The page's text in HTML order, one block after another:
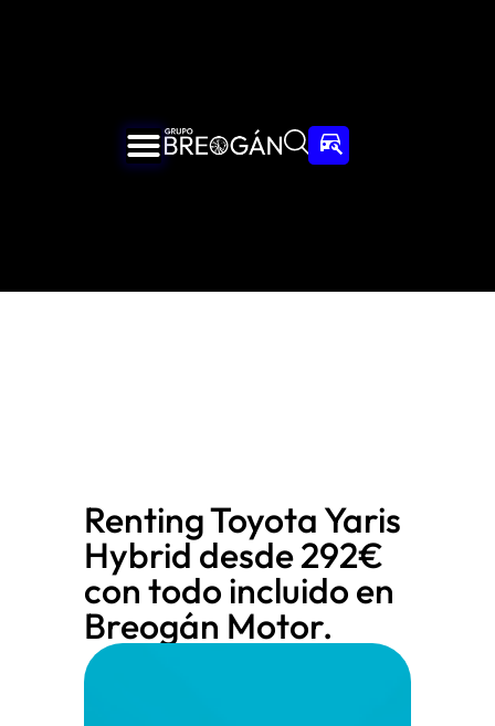
Renting Toyota Yaris
Hybrid desde 292€
con todo incluido en
Breogán Motor.